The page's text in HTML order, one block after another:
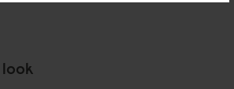
look